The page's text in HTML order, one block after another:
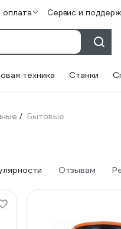
оплата Сервис и
техника Станки
/ Бытовые
Отзывам